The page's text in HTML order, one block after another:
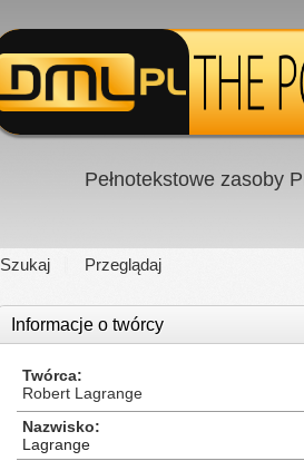
Pełnotekstowe zasoby
Szukaj Przeglądaj
Informacje o twórcy
Twórca
Robert Lagrange
Nazwisko
Lagrange